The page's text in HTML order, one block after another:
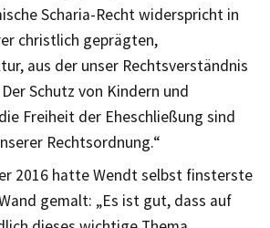
Scharia-Recht widerspricht in
christlich geprägten,
aus der unser Rechtsverständnis
Schutz von Kindern und
Freiheit der Eheschließung sind
Rechtsordnung.“
2016 hatte Wendt selbst finsterste
gemalt: „Es ist gut, dass auf